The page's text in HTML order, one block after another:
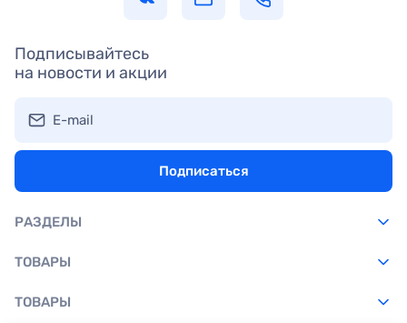
Подписывайтесь
на новости и акции
E-mail
Подписаться
РАЗДЕЛЫ
ТОВАРЫ
ТОВАРЫ